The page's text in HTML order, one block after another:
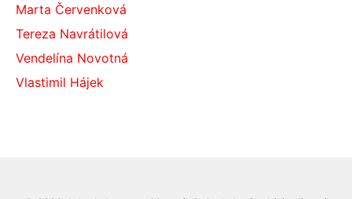
Marta Červenková
Tereza Navrátilová
Vendelína Novotná
Vlastimil Hájek